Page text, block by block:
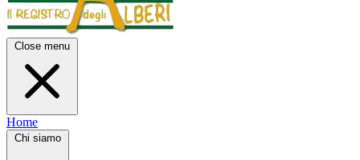
Close menu
Home
Chi siamo